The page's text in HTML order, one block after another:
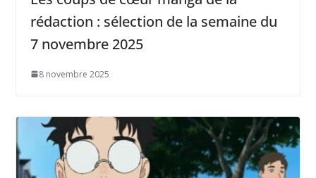
rédaction : sélection de la semaine du
7 novembre 2025
8 novembre 2025